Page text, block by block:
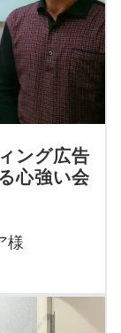
ング広告
心強い会
様